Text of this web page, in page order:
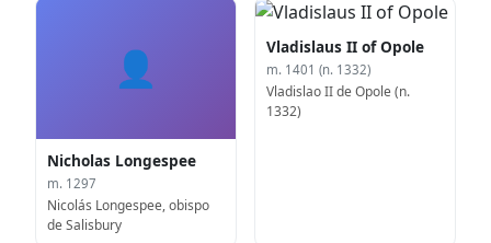
👤
Nicholas Longespee
m. 1297
Nicolás Longespee, obispo
de Salisbury
Vladislaus II of Opole
m. 1401 (n. 1332)
Vladislao II de Opole (n.
1332)